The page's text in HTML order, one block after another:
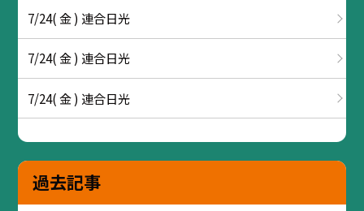
7/24( 金 ) 連合日光
7/24( 金 ) 連合日光
7/24( 金 ) 連合日光
過去記事